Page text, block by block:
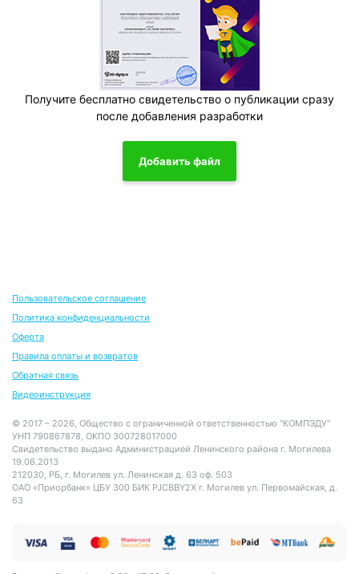
Получите бесплатно свидетельство о публикации сразу
после добавления разработки
Добавить файл
Пользовательское соглашение
Политика конфиденциальности
Оферта
Правила оплаты и возвратов
Обратная связь
Видеоинструкция
© 2017 – 2026, Общество с ограниченной ответственностью "КОМПЭДУ"
УНП 790867878, ОКПО 300728017000
Свидетельство выдано Администрацией Ленинского района г. Могилева
19.06.2013
212030, РБ, г. Могилев ул. Ленинская д. 63 оф. 503
ОАО «Приорбанк» ЦБУ 300 БИК PJCBBY2X г. Могилев ул. Первомайская, д.
63